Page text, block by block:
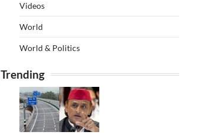
Videos
World
World & Politics
Trending